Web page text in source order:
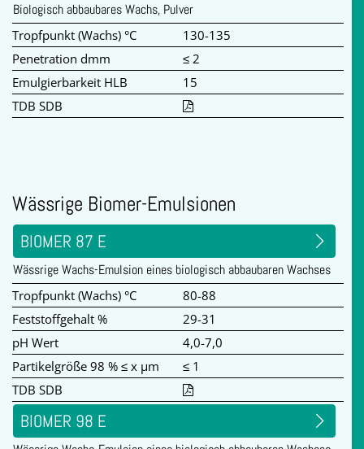
Biologisch abbaubares Wachs, Pulver
Tropfpunkt (Wachs) °C
130-135
Penetration dmm
≤ 2
Emulgierbarkeit HLB
15
TDB SDB
Wässrige Biomer-Emulsionen
BIOMER 87 E
Wässrige Wachs-Emulsion eines biologisch abbaubaren Wachses
Tropfpunkt (Wachs) °C
80-88
Feststoffgehalt %
29-31
pH Wert
4,0-7,0
Partikelgröße 98 % ≤ x µm
≤ 1
TDB SDB
BIOMER 98 E